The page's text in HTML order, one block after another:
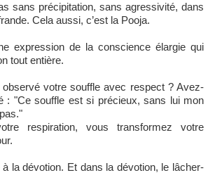
sans précipitation, sans agressivité, dans
Cela aussi, c’est la Pooja.
expression de la conscience élargie qui
tout entière.
votre souffle avec respect ? Avez-
: "Ce souffle est si précieux, sans lui mon
respiration, vous transformez votre
à la dévotion. Et dans la dévotion, le lâcher-